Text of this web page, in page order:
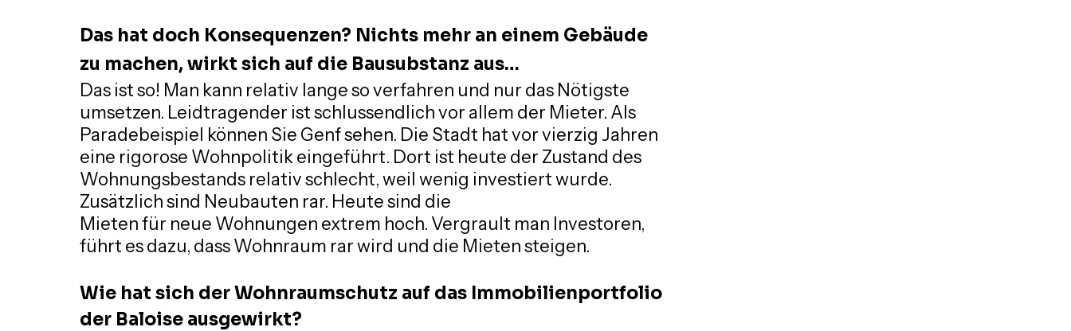
Das hat doch Konsequenzen? Nichts mehr an einem Gebäude
zu machen, wirkt sich auf die Bausubstanz aus…
Das ist so! Man kann relativ lange so verfahren und nur das Nötigste
umsetzen. Leidtragender ist schlussendlich vor allem der Mieter. Als
Paradebeispiel können Sie Genf sehen. Die Stadt hat vor vierzig Jahren
eine rigorose Wohnpolitik eingeführt. Dort ist heute der Zustand des
Wohnungsbestands relativ schlecht, weil wenig investiert wurde.
Zusätzlich sind Neubauten rar. Heute sind die
Mieten für neue Wohnungen extrem hoch. Vergrault man Investoren,
führt es dazu, dass Wohnraum rar wird und die Mieten steigen.
Wie hat sich der Wohnraumschutz auf das Immobilienportfolio
der Baloise ausgewirkt?